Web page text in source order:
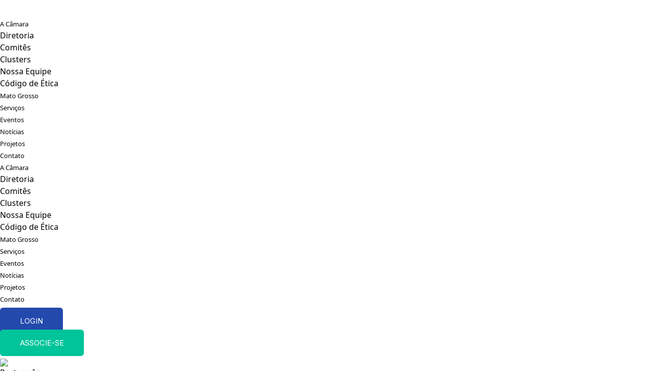
A Câmara
Diretoria
Comitês
Clusters
Nossa Equipe
Código de Ética
Mato Grosso
Serviços
Eventos
Notícias
Projetos
Contato
A Câmara
Diretoria
Comitês
Clusters
Nossa Equipe
Código de Ética
Mato Grosso
Serviços
Eventos
Notícias
Projetos
Contato
LOGIN
ASSOCIE-SE